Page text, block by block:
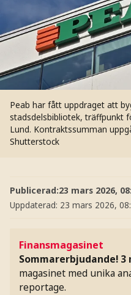
Peab har fått uppdraget att
stadsdelsbibliotek, träffpunkt
Lund. Kontraktssumman
Shutterstock
Publicerad:23 mars 2026,
Uppdaterad: 23 mars 2026,
Finansmagasinet
Sommarerbjudande!
magasinet med unika
reportage.